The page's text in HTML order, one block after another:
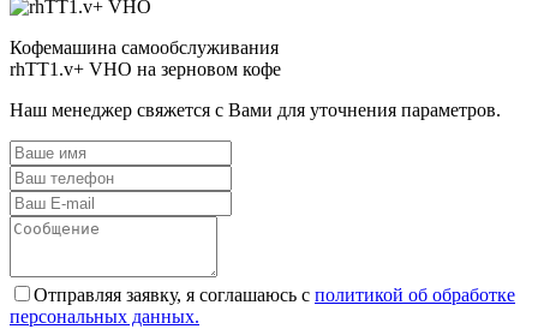
Кофемашина самообслуживания
rhTT1.v+ VHO на зерновом кофе
Наш менеджер свяжется с Вами для уточнения параметров.
Отправляя заявку, я соглашаюсь с политикой об обработке
персональных данных.